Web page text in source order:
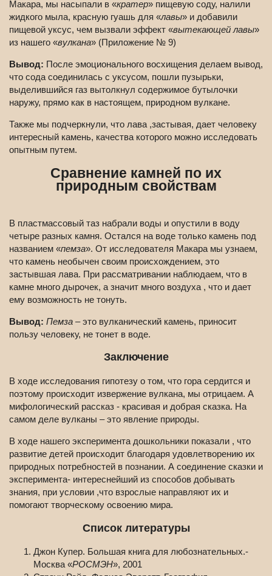
Макара, мы насыпали в «кратер» пищевую соду, налили
жидкого мыла, красную гуашь для «лавы» и добавили
пищевой уксус, чем вызвали эффект «вытекающей лавы»
из нашего «вулкана» (Приложение № 9)
Вывод: После эмоционального восхищения делаем вывод,
что сода соединилась с уксусом, пошли пузырьки,
выделившийся газ вытолкнул содержимое бутылочки
наружу, прямо как в настоящем, природном вулкане.
Также мы подчеркнули, что лава ,застывая, дает человеку
интересный камень, качества которого можно исследовать
опытным путем.
Сравнение камней по их
природным свойствам
В пластмассовый таз набрали воды и опустили в воду
четыре разных камня. Остался на воде только камень под
названием «пемза». От исследователя Макара мы узнаем,
что камень необычен своим происхождением, это
застывшая лава. При рассматривании наблюдаем, что в
камне много дырочек, а значит много воздуха , что и дает
ему возможность не тонуть.
Вывод: Пемза – это вулканический камень, приносит
пользу человеку, не тонет в воде.
Заключение
В ходе исследования гипотезу о том, что гора сердится и
поэтому происходит извержение вулкана, мы отрицаем. А
мифологический рассказ - красивая и добрая сказка. На
самом деле вулканы – это явление природы.
В ходе нашего эксперимента дошкольники показали , что
развитие детей происходит благодаря удовлетворению их
природных потребностей в познании. А соединение сказки и
эксперимента- интереснейший из способов добывать
знания, при условии ,что взрослые направляют их и
помогают творческому освоению мира.
Список литературы
Джон Купер. Большая книга для любознательных.-
Москва «РОСМЭН», 2001